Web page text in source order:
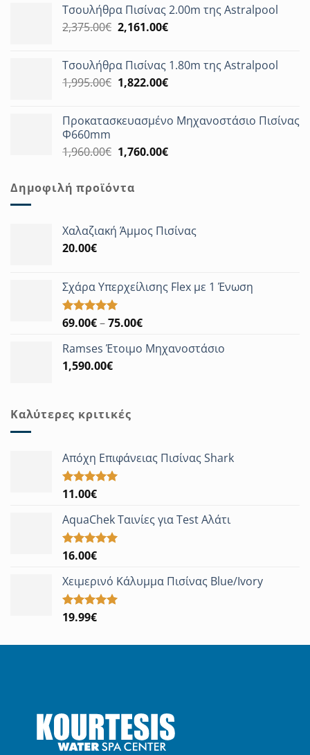
was:
3,180.00€.
τιμή
είναι:
Τσουλήθρα Πισίνας 2.00m της Astralpool
2,375.00€ Original
2,375.00€.
2,161.00€Η
είναι:
2,161.00€.
Τσουλήθρα Πισίνας 1.80m της Astralpool
1,995.00€ Original
1,995.00€.
1,822.00€Η
είναι:
Προκατασκευασμένο Μηχανοστάσιο Πισίνας
Φ660mm
1,960.00€ Original
1,960.00€.
1,760.00€Η
Δημοφιλή προϊόντα
Χαλαζιακή Άμμος Πισίνας
20.00€
Σχάρα Υπερχείλισης Flex με 1 Ένωση
Βαθμολογήθηκε
από 5
69.00€–75.00€Price
69.00€
Ramses Έτοιμο Μηχανοστάσιο
1,590.00€
Καλύτερες κριτικές
Απόχη Επιφάνειας Πισίνας Shark
Βαθμολογήθηκε
από 5
11.00€
AquaChek Ταινίες για Test Αλάτι
Βαθμολογήθηκε
από 5
16.00€
Χειμερινό Κάλυμμα Πισίνας Blue/Ivory
Βαθμολογήθηκε
19.99€